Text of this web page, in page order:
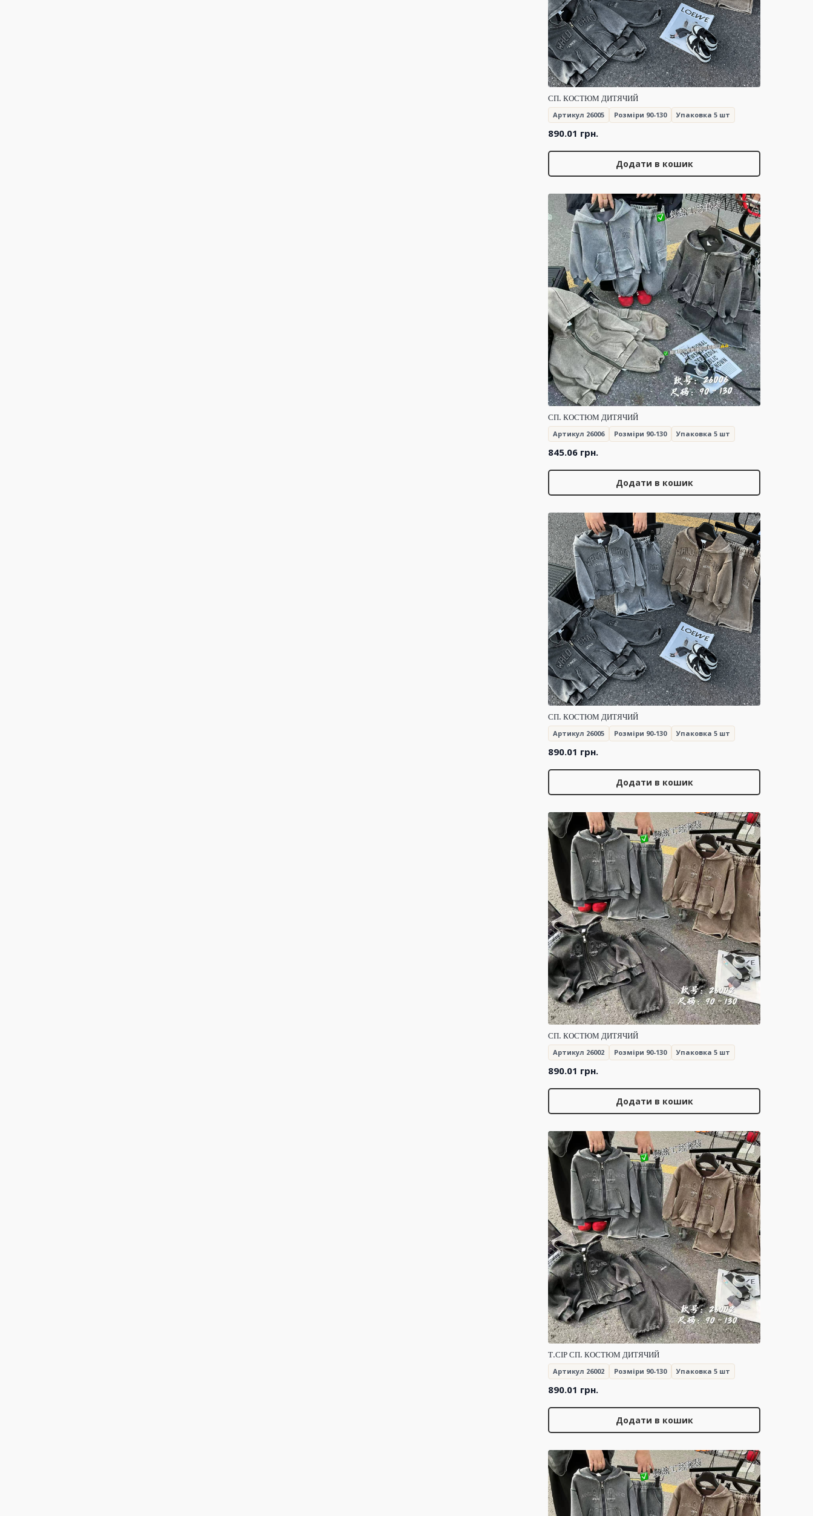
СП. КОСТЮМ ДИТЯЧИЙ
Артикул 26005
Розміри 90-130 Упаковка 5 шт
890.01 грн.
Додати в кошик
СП. КОСТЮМ ДИТЯЧИЙ
Артикул 26006
Розміри 90-130 Упаковка 5 шт
845.06 грн.
Додати в кошик
СП. КОСТЮМ ДИТЯЧИЙ
Артикул 26005
Розміри 90-130 Упаковка 5 шт
890.01 грн.
Додати в кошик
СП. КОСТЮМ ДИТЯЧИЙ
Артикул 26002
Розміри 90-130 Упаковка 5 шт
890.01 грн.
Додати в кошик
Т.СІР СП. КОСТЮМ ДИТЯЧИЙ
Артикул 26002
Розміри 90-130 Упаковка 5 шт
890.01 грн.
Додати в кошик